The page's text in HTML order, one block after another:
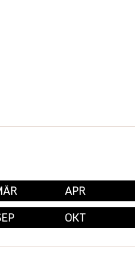
APR
OKT